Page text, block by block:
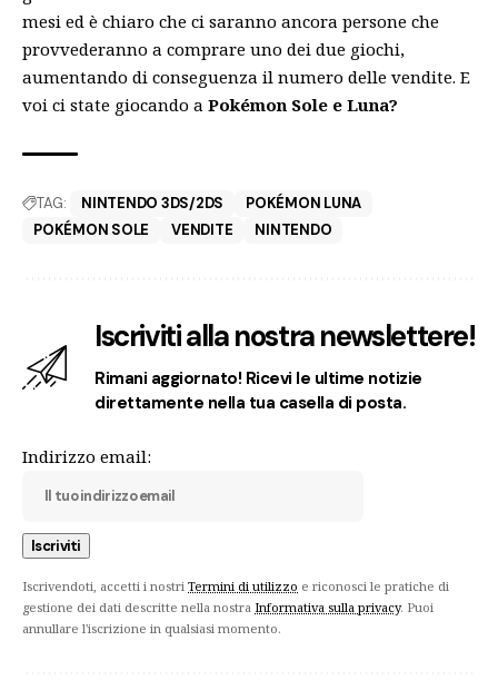
mesi ed è chiaro che ci saranno ancora persone che
provvederanno a comprare uno dei due giochi,
aumentando di conseguenza il numero delle vendite. E
voi ci state giocando a Pokémon Sole e Luna?
TAG: NINTENDO 3DS/2DS
POKÉMON LUNA
POKÉMON SOLE
VENDITE NINTENDO
Iscriviti alla nostra newslettere!
Rimani aggiornato! Ricevi le ultime notizie
direttamente nella tua casella di posta.
Indirizzo email:
Iscrivendoti, accetti i nostri Termini di utilizzo e riconosci le pratiche di
gestione dei dati descritte nella nostra Informativa sulla privacy. Puoi
annullare l'iscrizione in qualsiasi momento.